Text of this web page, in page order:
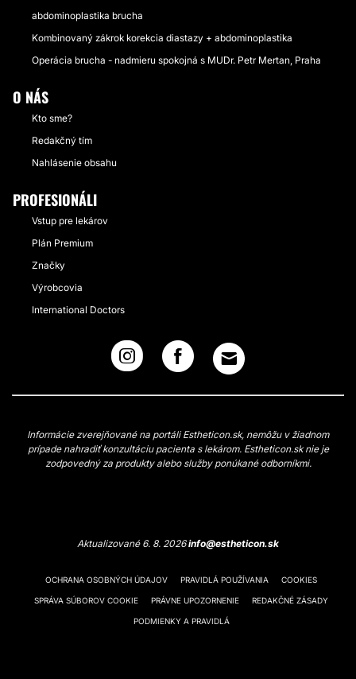
abdominoplastika brucha
Kombinovaný zákrok korekcia diastazy + abdominoplastika
Operácia brucha - nadmieru spokojná s MUDr. Petr Mertan, Praha
O NÁS
Kto sme?
Redakčný tím
Nahlásenie obsahu
PROFESIONÁLI
Vstup pre lekárov
Plán Premium
Značky
Výrobcovia
International Doctors
Informácie zverejňované na portáli Estheticon.sk, nemôžu v žiadnom
prípade nahradiť konzultáciu pacienta s lekárom. Estheticon.sk nie je
zodpovedný za produkty alebo služby ponúkané odborníkmi.
Aktualizované 6. 8. 2026info@estheticon.sk
OCHRANA OSOBNÝCH ÚDAJOV PRAVIDLÁ POUŽÍVANIA COOKIES
SPRÁVA SÚBOROV COOKIE PRÁVNE UPOZORNENIE REDAKČNÉ ZÁSADY
PODMIENKY A PRAVIDLÁ